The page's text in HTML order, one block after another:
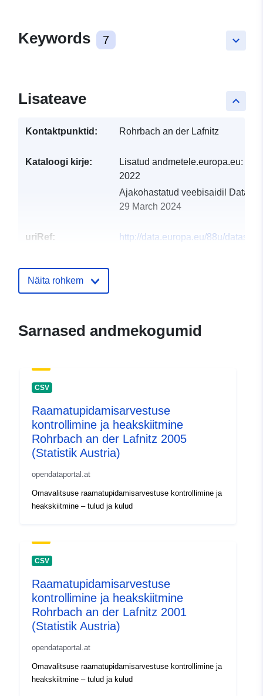
keyboard_arrow_down
Keywords 7
keyboard_arrow_up
Lisateave
Kontaktpunktid: Rohrbach an der Lafnitz
Kataloogi kirje: Lisatud andmetele.europa.eu:
2022
Ajakohastatud veebisaidil
29 March 2024
uriRef:
http://data.europa.eu/88u/
Näita rohkem
Sarnased andmekogumid
CSV
Raamatupidamisarvestuse
kontrollimine ja heakskiitmine
Rohrbach an der Lafnitz 2005
(Statistik Austria)
opendataportal.at
Omavalitsuse raamatupidamisarvestuse kontrollimine ja
heakskiitmine – tulud ja kulud
CSV
Raamatupidamisarvestuse
kontrollimine ja heakskiitmine
Rohrbach an der Lafnitz 2001
(Statistik Austria)
opendataportal.at
Omavalitsuse raamatupidamisarvestuse kontrollimine ja
heakskiitmine – tulud ja kulud